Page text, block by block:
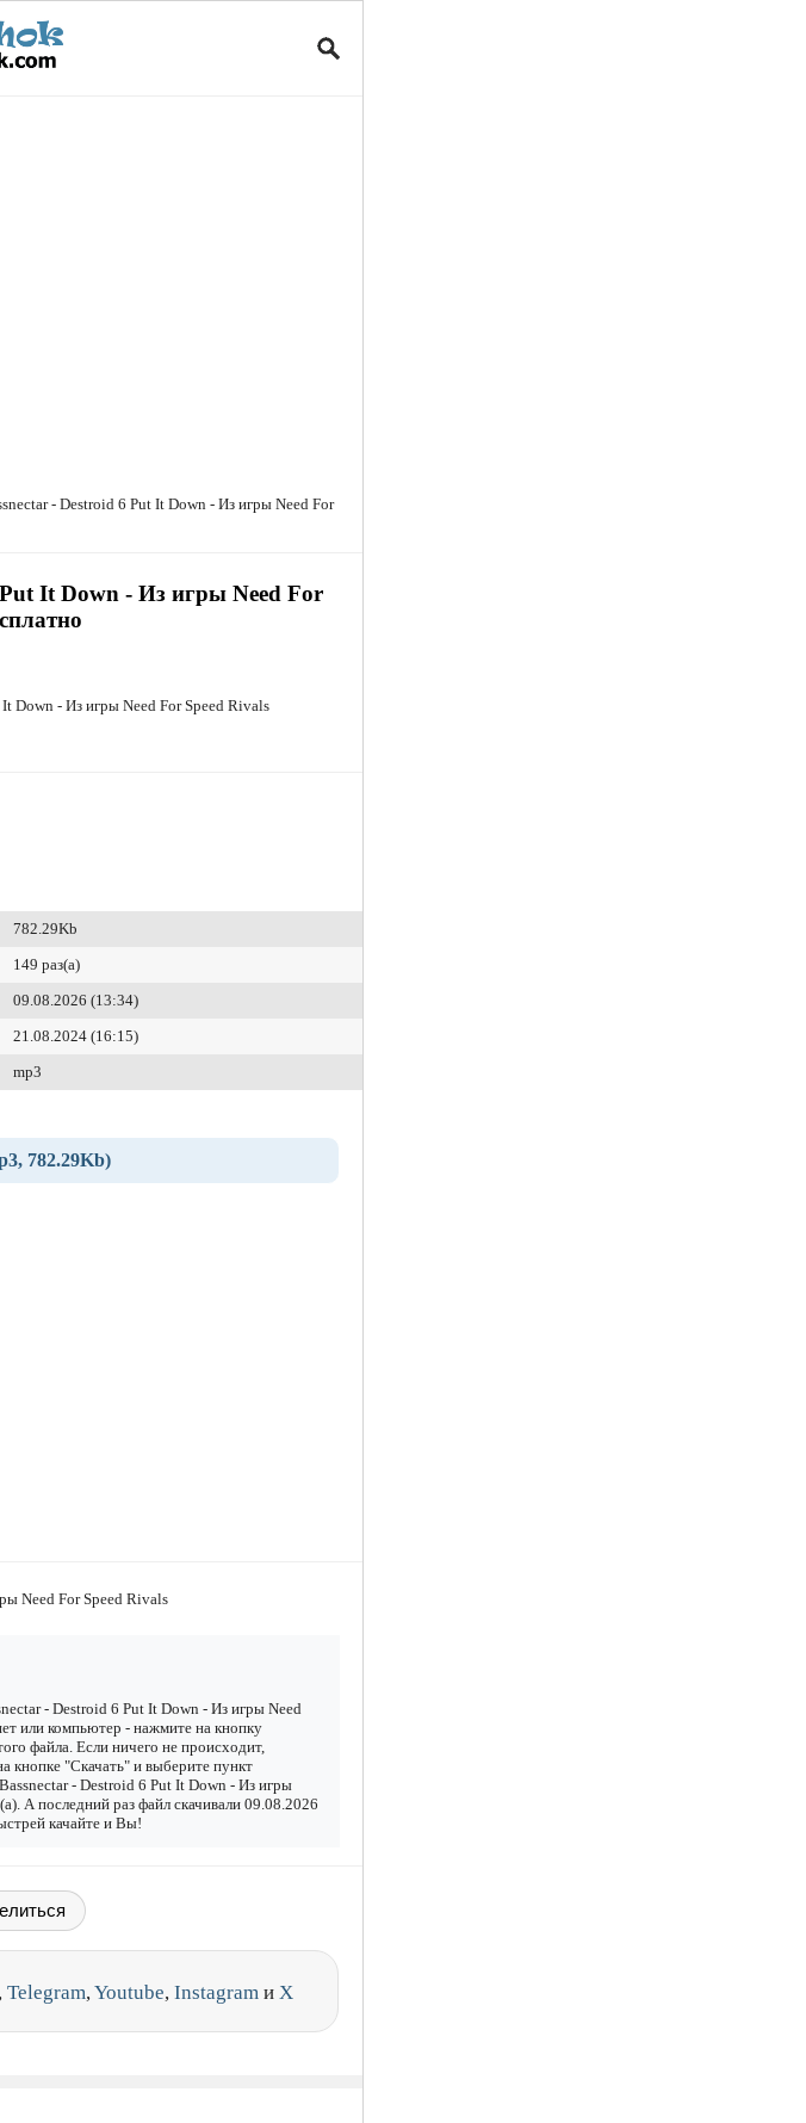
- Destroid 6 Put It Down - Из игры Need For
It Down - Из игры Need For
Down - Из игры Need For Speed Rivals
782.29Kb
149 раз(а)
09.08.2026 (13:34)
21.08.2024 (16:15)
mp3
782.29Kb)
Need For Speed Rivals
- Destroid 6 Put It Down - Из игры Need
или компьютер - нажмите на кнопку
файла. Если ничего не происходит,
кнопке "Скачать" и выберите пункт
- Destroid 6 Put It Down - Из игры
А последний раз файл скачивали 09.08.2026
качайте и Вы!
, Telegram,Youtube, Instagram и X